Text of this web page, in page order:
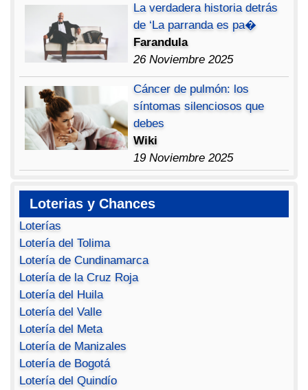
La verdadera historia detrás
de ‘La parranda es pa�
Farandula
26 Noviembre 2025
Cáncer de pulmón: los
síntomas silenciosos que
debes
Wiki
19 Noviembre 2025
Loterias y Chances
Loterías
Lotería del Tolima
Lotería de Cundinamarca
Lotería de la Cruz Roja
Lotería del Huila
Lotería del Valle
Lotería del Meta
Lotería de Manizales
Lotería de Bogotá
Lotería del Quindío